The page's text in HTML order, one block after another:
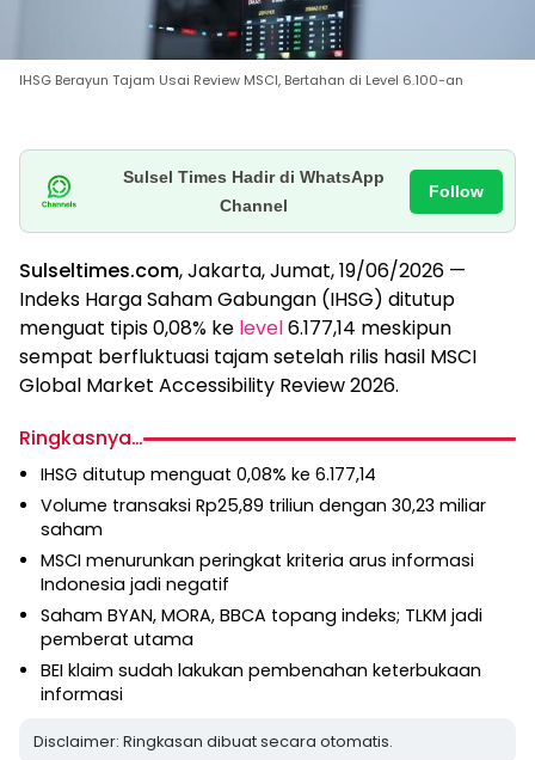
IHSG Berayun Tajam Usai Review MSCI, Bertahan di Level 6.100-an
Sulsel Times Hadir di WhatsApp
Channel
Follow
Sulseltimes.com, Jakarta, Jumat, 19/06/2026 —
Indeks Harga Saham Gabungan (IHSG) ditutup
menguat tipis 0,08% ke level6.177,14 meskipun
sempat berfluktuasi tajam setelah rilis hasil MSCI
Global Market Accessibility Review 2026.
Ringkasnya…
IHSG ditutup menguat 0,08% ke 6.177,14
Volume transaksi Rp25,89 triliun dengan 30,23 miliar
saham
MSCI menurunkan peringkat kriteria arus informasi
Indonesia jadi negatif
Saham BYAN, MORA, BBCA topang indeks; TLKM jadi
pemberat utama
BEI klaim sudah lakukan pembenahan keterbukaan
informasi
Disclaimer: Ringkasan dibuat secara otomatis.